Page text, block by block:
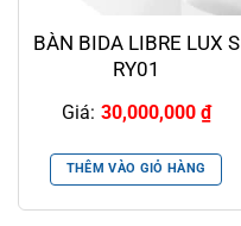
BÀN BIDA LIBRE LUX S
RY01
Giá: 30,000,000 ₫
THÊM VÀO GIỎ HÀNG